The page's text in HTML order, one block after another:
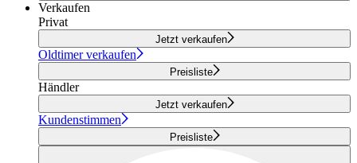
Verkaufen
Privat
Jetzt verkaufen
Oldtimer verkaufen
Preisliste
Händler
Jetzt verkaufen
Kundenstimmen
Preisliste